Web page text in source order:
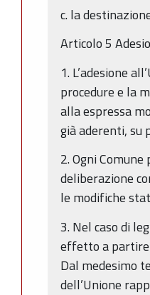
c. la
Articolo 5
1. L’adesione
procedure e la
alla espressa
già aderenti, su
2. Ogni
deliberazione
le modifiche
3. Nel caso di
effetto a partire
Dal medesimo
dell’Unione